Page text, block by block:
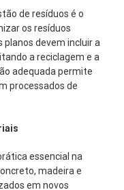
de resíduos é o
os resíduos
planos devem incluir a
a reciclagem e a
adequada permite
processados de
essencial na
madeira e
em novos